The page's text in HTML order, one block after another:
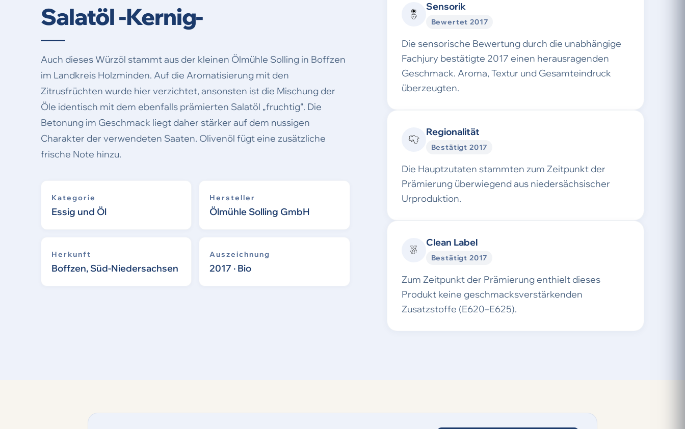
Salatöl -Kernig-
Auch dieses Würzöl stammt aus der kleinen Ölmühle Solling in Boffzen
im Landkreis Holzminden. Auf die Aromatisierung mit den
Zitrusfrüchten wurde hier verzichtet, ansonsten ist die Mischung der
Öle identisch mit dem ebenfalls prämierten Salatöl „fruchtig“. Die
Betonung im Geschmack liegt daher stärker auf dem nussigen
Charakter der verwendeten Saaten. Olivenöl fügt eine zusätzliche
frische Note hinzu.
Kategorie
Essig und Öl
Hersteller
Ölmühle Solling GmbH
Herkunft
Boffzen, Süd-Niedersachsen
Auszeichnung
2017 · Bio
Sensorik
Bewertet 2017
Die sensorische Bewertung durch die unabhängige
Fachjury bestätigte 2017 einen herausragenden
Geschmack. Aroma, Textur und Gesamteindruck
überzeugten.
Regionalität
Bestätigt 2017
Die Hauptzutaten stammten zum Zeitpunkt der
Prämierung überwiegend aus niedersächsischer
Urproduktion.
Clean Label
Bestätigt 2017
Zum Zeitpunkt der Prämierung enthielt dieses
Produkt keine geschmacksverstärkenden
Zusatzstoffe (E620–E625).